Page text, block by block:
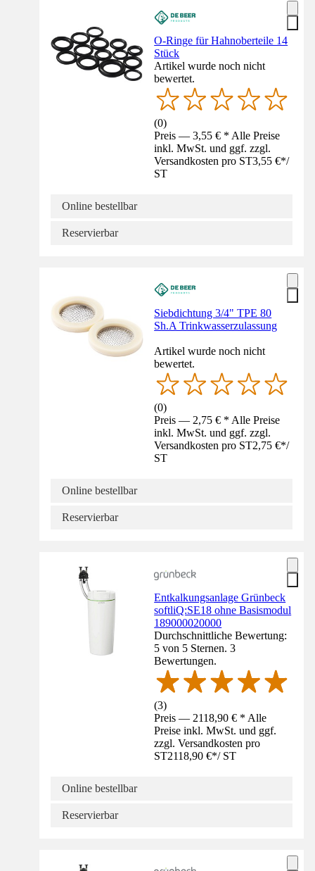
O-Ringe für Hahnoberteile 14
Stück
Artikel wurde noch nicht
bewertet.
(0)
Preis — 3,55 € * Alle Preise
inkl. MwSt. und ggf. zzgl.
Versandkosten pro ST3,55 €*/
ST
Online bestellbar
Reservierbar
Siebdichtung 3/4" TPE 80
Sh.A Trinkwasserzulassung
Artikel wurde noch nicht
bewertet.
(0)
Preis — 2,75 € * Alle Preise
inkl. MwSt. und ggf. zzgl.
Versandkosten pro ST2,75 €*/
ST
Online bestellbar
Reservierbar
Entkalkungsanlage Grünbeck
softliQ:SE18 ohne Basismodul
189000020000
Durchschnittliche Bewertung:
5 von 5 Sternen. 3
Bewertungen.
(3)
Preis — 2118,90 € * Alle
Preise inkl. MwSt. und ggf.
zzgl. Versandkosten pro
ST2118,90 €*/ ST
Online bestellbar
Reservierbar